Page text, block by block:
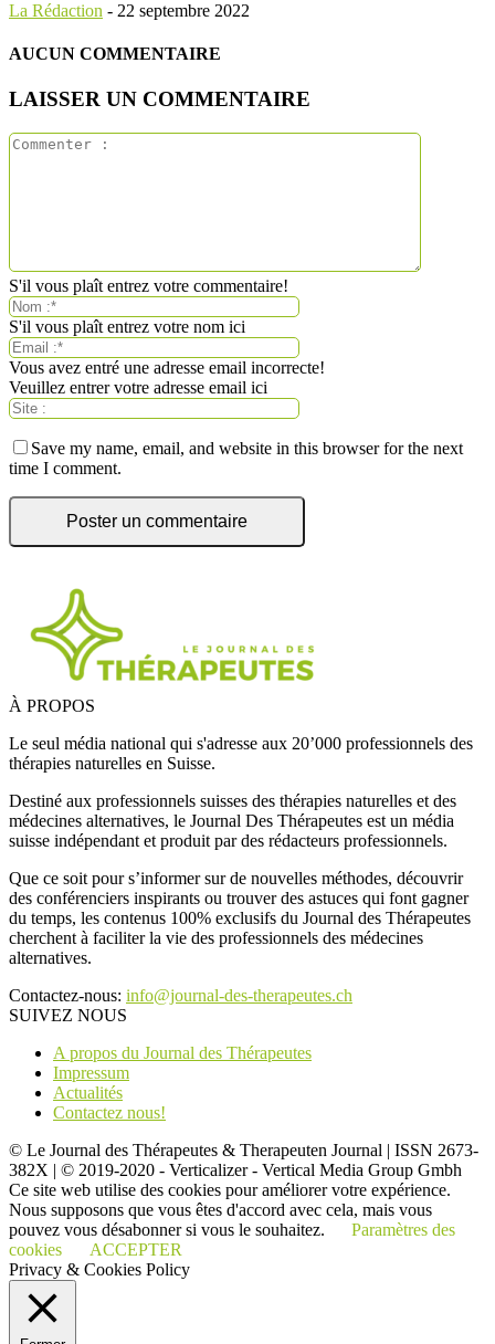
La Rédaction - 22 septembre 2022
AUCUN COMMENTAIRE
LAISSER UN COMMENTAIRE
S'il vous plaît entrez votre commentaire!
S'il vous plaît entrez votre nom ici
Vous avez entré une adresse email incorrecte!
Veuillez entrer votre adresse email ici
Save my name, email, and website in this browser for the next
time I comment.
À PROPOS
Le seul média national qui s'adresse aux 20’000 professionnels des
thérapies naturelles en Suisse.
Destiné aux professionnels suisses des thérapies naturelles et des
médecines alternatives, le Journal Des Thérapeutes est un média
suisse indépendant et produit par des rédacteurs professionnels.
Que ce soit pour s’informer sur de nouvelles méthodes, découvrir
des conférenciers inspirants ou trouver des astuces qui font gagner
du temps, les contenus 100% exclusifs du Journal des Thérapeutes
cherchent à faciliter la vie des professionnels des médecines
alternatives.
Contactez-nous: info@journal-des-therapeutes.ch
SUIVEZ NOUS
A propos du Journal des Thérapeutes
Impressum
Actualités
Contactez nous!
© Le Journal des Thérapeutes & Therapeuten Journal | ISSN 2673-
382X | © 2019-2020 - Verticalizer - Vertical Media Group Gmbh
Ce site web utilise des cookies pour améliorer votre expérience.
Nous supposons que vous êtes d'accord avec cela, mais vous
pouvez vous désabonner si vous le souhaitez.
Paramètres des
cookies
ACCEPTER
Privacy & Cookies Policy